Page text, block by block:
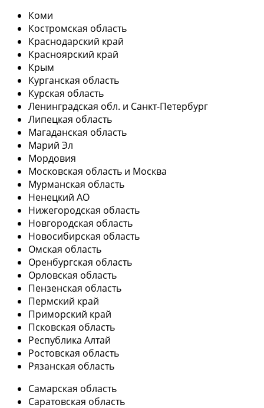
Коми
Костромская область
Краснодарский край
Красноярский край
Крым
Курганская область
Курская область
Ленинградская обл. и Санкт-Петербург
Липецкая область
Магаданская область
Марий Эл
Мордовия
Московская область и Москва
Мурманская область
Ненецкий АО
Нижегородская область
Новгородская область
Новосибирская область
Омская область
Оренбургская область
Орловская область
Пензенская область
Пермский край
Приморский край
Псковская область
Республика Алтай
Ростовская область
Рязанская область
Самарская область
Саратовская область